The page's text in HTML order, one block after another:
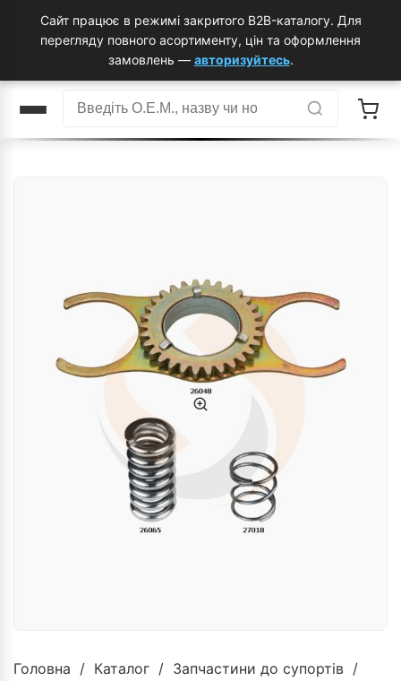
Головна / Каталог / Запчастини до супортів /
Сайт працює в режимі закритого B2B-каталогу. Для
перегляду повного асортименту, цін та оформлення
замовлень — авторизуйтесь.